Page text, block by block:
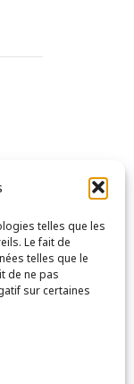
telles que les
Le fait de
telles que le
de ne pas
sur certaines